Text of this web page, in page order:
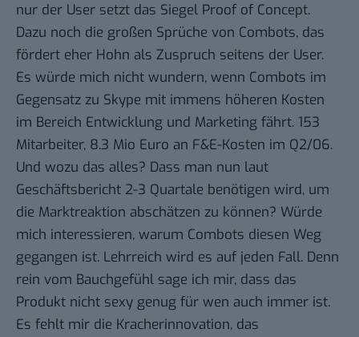
nur der User setzt das Siegel Proof of Concept.
Dazu noch die großen Sprüche von Combots, das
fördert eher Hohn als Zuspruch seitens der User.
Es würde mich nicht wundern, wenn Combots im
Gegensatz zu Skype mit immens höheren Kosten
im Bereich Entwicklung und Marketing fährt. 153
Mitarbeiter, 8.3 Mio Euro an F&E-Kosten im Q2/06.
Und wozu das alles? Dass man nun laut
Geschäftsbericht 2-3 Quartale benötigen wird, um
die Marktreaktion abschätzen zu können? Würde
mich interessieren, warum Combots diesen Weg
gegangen ist. Lehrreich wird es auf jeden Fall. Denn
rein vom Bauchgefühl sage ich mir, dass das
Produkt nicht sexy genug für wen auch immer ist.
Es fehlt mir die Kracherinnovation, das